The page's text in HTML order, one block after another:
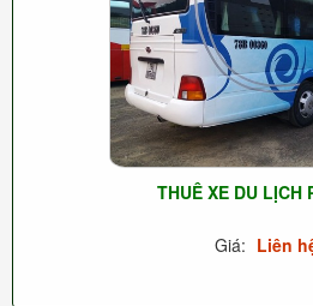
THUÊ XE DU LỊCH
Giá: Liên